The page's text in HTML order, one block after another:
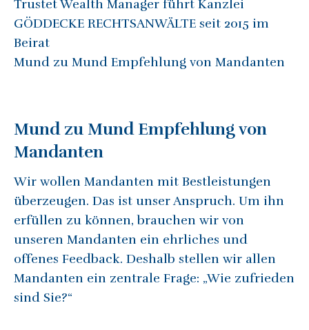
Trustet Wealth Manager führt Kanzlei
GÖDDECKE RECHTSANWÄLTE seit 2015 im
Beirat
Mund zu Mund Empfehlung von Mandanten
Mund zu Mund Empfehlung von
Mandanten
Wir wollen Mandanten mit Bestleistungen
überzeugen. Das ist unser Anspruch. Um ihn
erfüllen zu können, brauchen wir von
unseren Mandanten ein ehrliches und
offenes Feedback. Deshalb stellen wir allen
Mandanten ein zentrale Frage: „Wie zufrieden
sind Sie?“